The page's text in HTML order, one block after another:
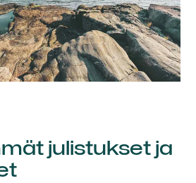
julistukset ja